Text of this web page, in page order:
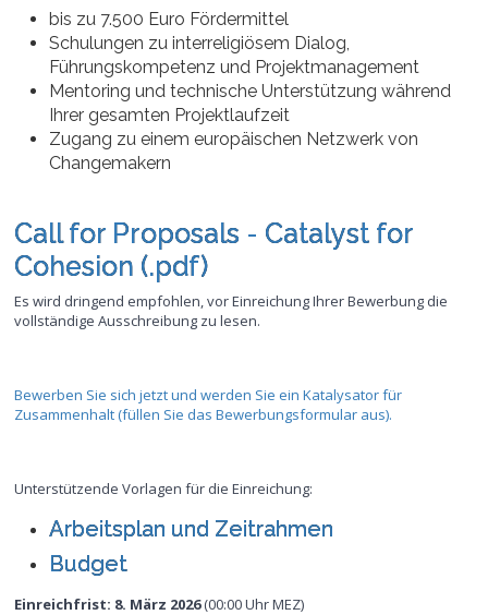
bis zu 7.500 Euro Fördermittel
Schulungen zu interreligiösem Dialog,
Führungskompetenz und Projektmanagement
Mentoring und technische Unterstützung während
Ihrer gesamten Projektlaufzeit
Zugang zu einem europäischen Netzwerk von
Changemakern
Call for Proposals - Catalyst for
Cohesion (.pdf)
Es wird dringend empfohlen, vor Einreichung Ihrer Bewerbung die
vollständige Ausschreibung zu lesen.
Bewerben Sie sich jetzt und werden Sie ein Katalysator für
Zusammenhalt (füllen Sie das Bewerbungsformular aus).
Unterstützende Vorlagen für die Einreichung:
Arbeitsplan und Zeitrahmen
Budget
Einreichfrist: 8. März 2026(00:00 Uhr MEZ)